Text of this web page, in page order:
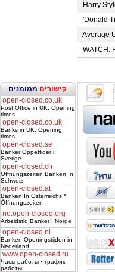
Harry
'Donald
Average
WATCH:
קישורים ממומנים
open-closed.co.uk
Post Office in UK. Opening
times
open-closed.co.uk
Banks in UK. Opening
times
open-closed.se
Banker Öppettider i
Sverige
open-closed.ch
Öffnungszeiten Banken In
Schweiz
open-closed.at
Banken In Österreichs *
Öffnungszeiten
no.open-closed.org
Arbeidstid Banker I Norge
open-closed.nl
Banken Openingstijden in
Nederland
www.open-closed.ru
Часы работы • график
работы